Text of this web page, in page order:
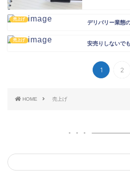
売上げ
デリバリー業態
売上げ
安売りしないで
1 2
HOME 売上げ